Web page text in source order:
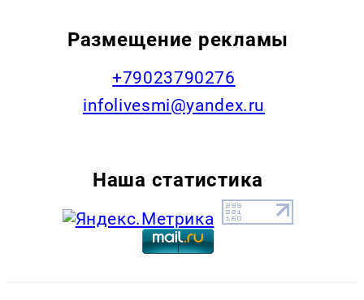
Размещение рекламы
+79023790276
infolivesmi@yandex.ru
Наша статистика